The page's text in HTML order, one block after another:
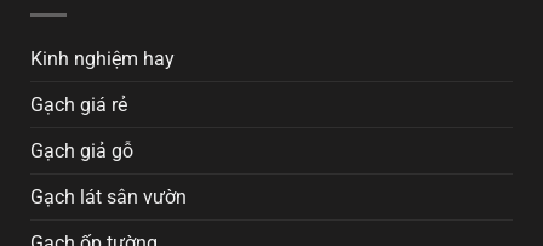
Kinh nghiệm hay
Gạch giá rẻ
Gạch giả gỗ
Gạch lát sân vườn